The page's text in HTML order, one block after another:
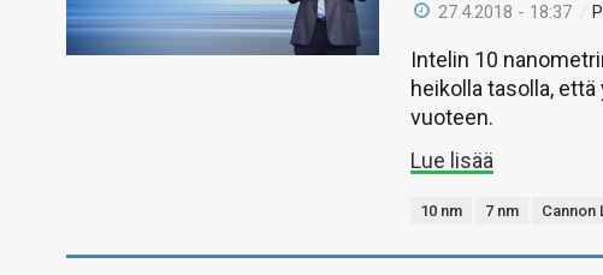
27.4.2018 - 18:37 /
Intelin 10
heikolla tasolla,
vuoteen.
Lue lisää
10 nm 7 nm Cannon